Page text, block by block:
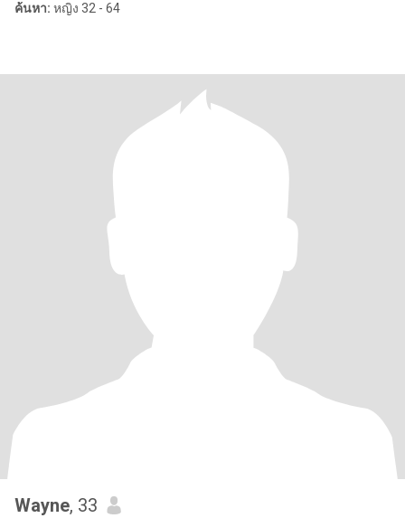
ค้นหา: หญิง 32 - 64
Wayne, 33